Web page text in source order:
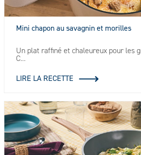
Mini chapon au savagnin et morilles
Un plat raffiné et chaleureux pour les
C…
LIRE LA RECETTE